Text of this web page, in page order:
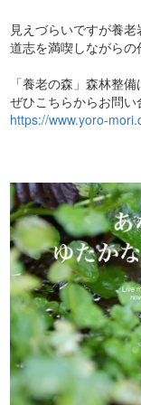
見えづらいですが養
道志を満喫しながらの
「養老の森」森林整
ぜひこちらからお問い
https://www.yoro-